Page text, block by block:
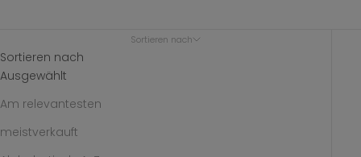
Sortieren nach
Sortieren nach
Ausgewählt
Am relevantesten
meistverkauft